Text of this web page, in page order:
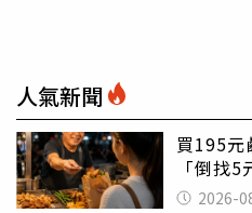
人氣新聞
買195元
「倒找
灣 2026-